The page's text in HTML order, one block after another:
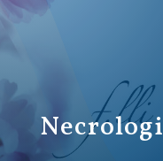
Necrologi